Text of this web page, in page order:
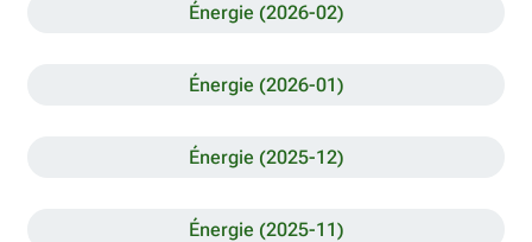
Énergie (2026-02)
Énergie (2026-01)
Énergie (2025-12)
Énergie (2025-11)